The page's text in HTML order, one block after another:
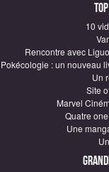
10
Rencontre avec
Pokécologie : un nouveau
Un
Site
Marvel
Quatre
Une